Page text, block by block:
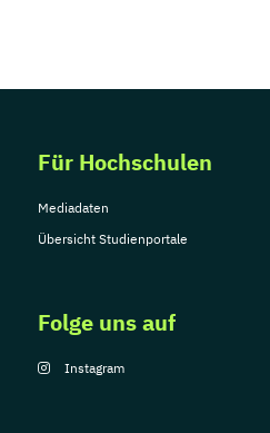
Für Hochschulen
Mediadaten
Übersicht Studienportale
Folge uns auf
Instagram